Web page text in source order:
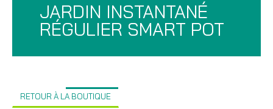
JARDIN INSTANTANÉ
RÉGULIER SMART POT
RETOUR À LA BOUTIQUE